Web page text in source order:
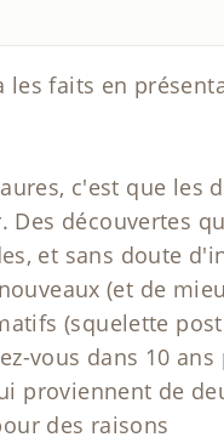
les faits en
c'est que les
découvertes
et sans doute
(et de
(squelette
vous dans 10
proviennent de
des raisons